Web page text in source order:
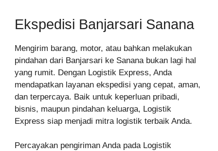
Ekspedisi Banjarsari Sanana
Mengirim barang, motor, atau bahkan melakukan
pindahan dari Banjarsari ke Sanana bukan lagi hal
yang rumit. Dengan Logistik Express, Anda
mendapatkan layanan ekspedisi yang cepat, aman,
dan terpercaya. Baik untuk keperluan pribadi,
bisnis, maupun pindahan keluarga, Logistik
Express siap menjadi mitra logistik terbaik Anda.
Percayakan pengiriman Anda pada Logistik